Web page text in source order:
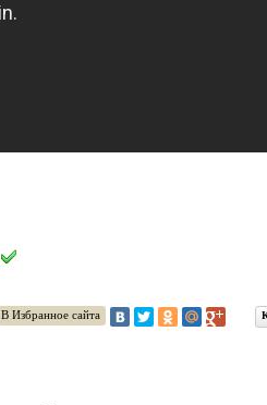
В Избранное сайта